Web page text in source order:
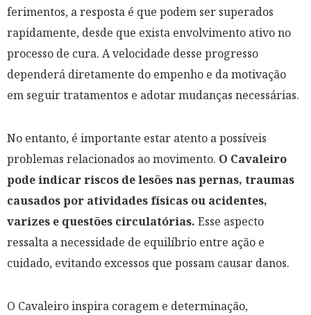
ferimentos, a resposta é que podem ser superados
rapidamente, desde que exista envolvimento ativo no
processo de cura. A velocidade desse progresso
dependerá diretamente do empenho e da motivação
em seguir tratamentos e adotar mudanças necessárias.
No entanto, é importante estar atento a possíveis
problemas relacionados ao movimento. O Cavaleiro
pode indicar riscos de lesões nas pernas, traumas
causados por atividades físicas ou acidentes,
varizes e questões circulatórias. Esse aspecto
ressalta a necessidade de equilíbrio entre ação e
cuidado, evitando excessos que possam causar danos.
O Cavaleiro inspira coragem e determinação,